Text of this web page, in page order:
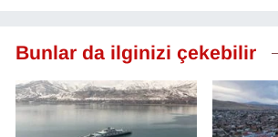
Bunlar da ilginizi çekebilir